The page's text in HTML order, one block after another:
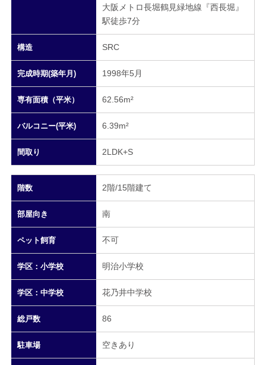
大阪メトロ長堀鶴見緑地線『西長堀』
駅徒歩7分
構造 SRC
完成時期(築年月) 1998年5月
専有面積（平米） 62.56m²
バルコニー(平米) 6.39m²
間取り 2LDK+S
階数 2階/15階建て
部屋向き 南
ペット飼育 不可
学区：小学校 明治小学校
学区：中学校 花乃井中学校
総戸数 86
駐車場 空きあり